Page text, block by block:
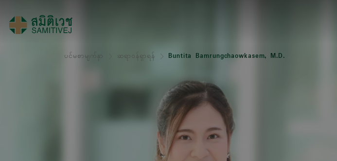
ပင်မစာမျက်နှာ ဆရာဝန်ရှာရန် Buntita Bamrungchaowkasem, M.D.